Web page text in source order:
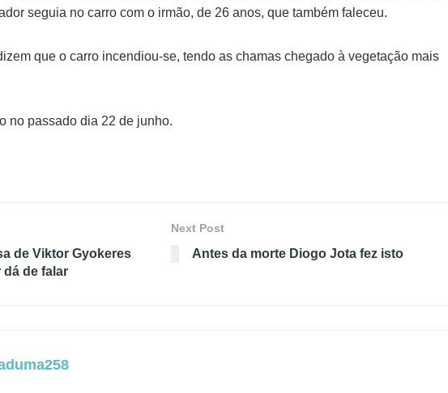
seguia no carro com o irmão, de 26 anos, que também faleceu.
que o carro incendiou-se, tendo as chamas chegado à vegetação mais
no passado dia 22 de junho.
de Viktor Gyokeres
de falar
Next Post
Antes da morte Diogo Jota fez isto